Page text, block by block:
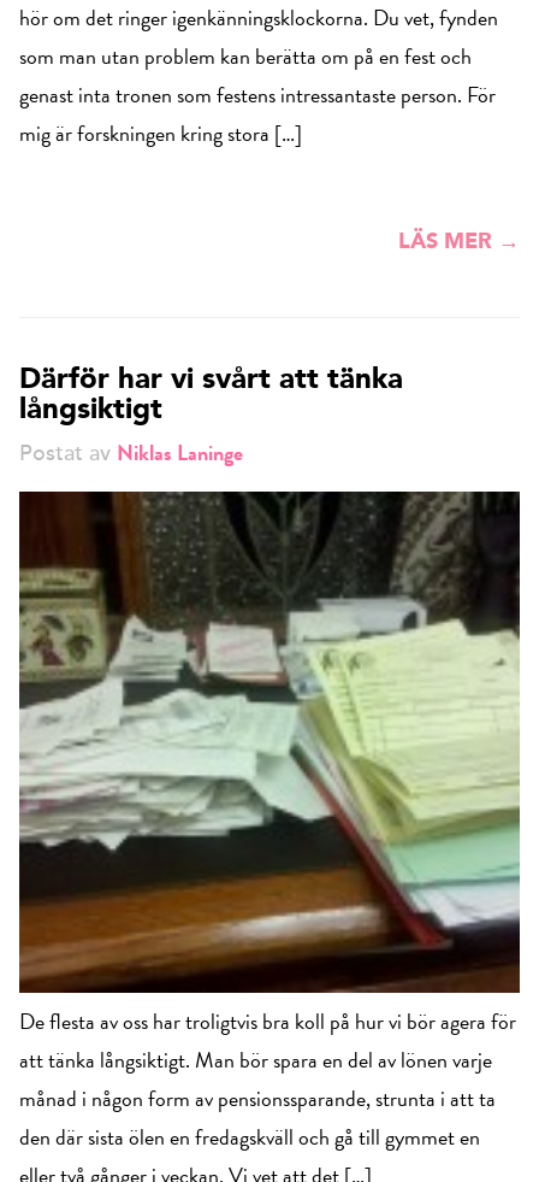
hör om det ringer igenkänningsklockorna. Du vet, fynden
som man utan problem kan berätta om på en fest och
genast inta tronen som festens intressantaste person. För
mig är forskningen kring stora […]
LÄS MER →
Därför har vi svårt att tänka
långsiktigt
Postat av Niklas Laninge
De flesta av oss har troligtvis bra koll på hur vi bör agera för
att tänka långsiktigt. Man bör spara en del av lönen varje
månad i någon form av pensionssparande, strunta i att ta
den där sista ölen en fredagskväll och gå till gymmet en